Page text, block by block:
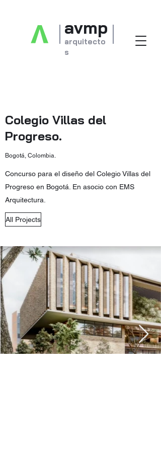
v avmp
arquitecto
s
Colegio Villas del
Progreso.
Bogotá, Colombia.
Concurso para el diseño del Colegio Villas del
Progreso en Bogotá. En asocio con EMS
Arquitectura.
All Projects